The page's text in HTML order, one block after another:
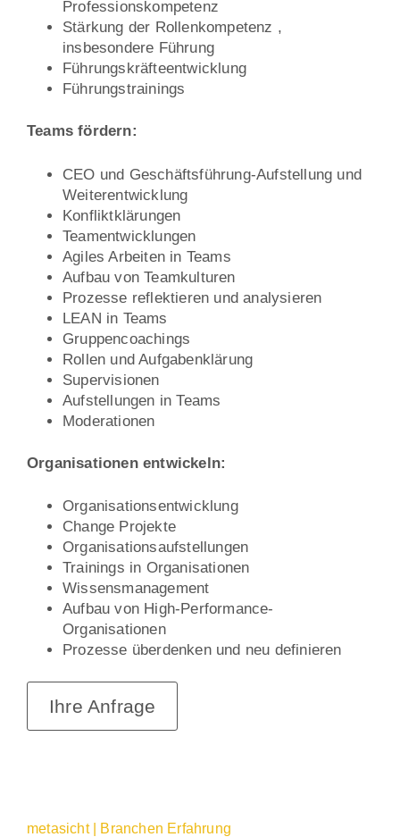
Professionskompetenz
Stärkung der Rollenkompetenz ,
insbesondere Führung
Führungskräfteentwicklung
Führungstrainings
Teams fördern:
CEO und Geschäftsführung-Aufstellung und
Weiterentwicklung
Konfliktklärungen
Teamentwicklungen
Agiles Arbeiten in Teams
Aufbau von Teamkulturen
Prozesse reflektieren und analysieren
LEAN in Teams
Gruppencoachings
Rollen und Aufgabenklärung
Supervisionen
Aufstellungen in Teams
Moderationen
Organisationen entwickeln:
Organisationsentwicklung
Change Projekte
Organisationsaufstellungen
Trainings in Organisationen
Wissensmanagement
Aufbau von High-Performance-
Organisationen
Prozesse überdenken und neu definieren
Ihre Anfrage
metasicht | Branchen Erfahrung